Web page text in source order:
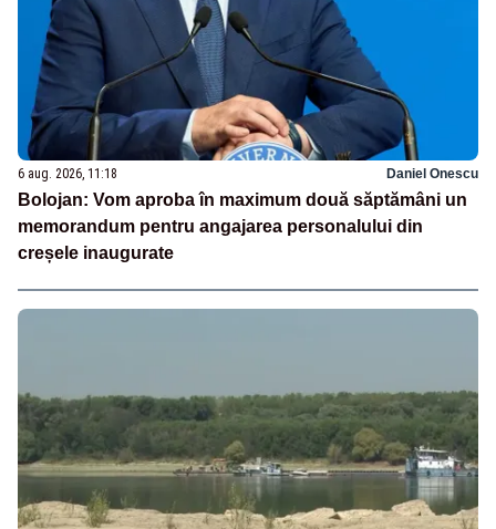
6 aug. 2026, 11:18 Daniel Onescu
Bolojan: Vom aproba în maximum două săptămâni un
memorandum pentru angajarea personalului din
creșele inaugurate